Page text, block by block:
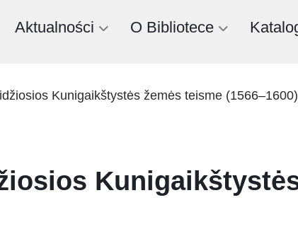
Aktualności O Bibliotece
Kunigaikštystės žemės teisme (1566–1600)